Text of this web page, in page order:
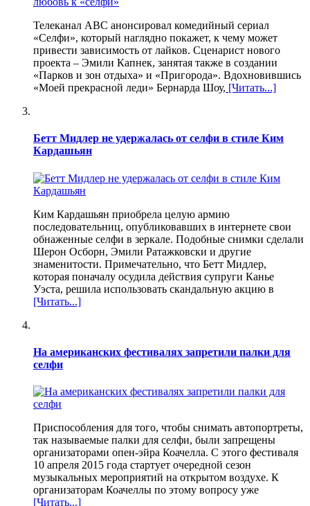
Телеканал ABC анонсировал комедийный сериал
«Селфи», который наглядно покажет, к чему может
привести зависимость от лайков. Сценарист нового
проекта – Эмили Капнек, занятая также в создании
«Парков и зон отдыха» и «Пригорода». Вдохновившись
«Моей прекрасной леди» Бернарда Шоу, [Читать...]
Бетт Мидлер не удержалась от селфи в стиле Ким
Кардашьян
Ким Кардашьян приобрела целую армию
последовательниц, опубликовавших в интернете свои
обнаженные селфи в зеркале. Подобные снимки сделали
Шерон Осборн, Эмили Ратажковски и другие
знаменитости. Примечательно, что Бетт Мидлер,
которая поначалу осудила действия супруги Канье
Уэста, решила использовать скандальную акцию в
[Читать...]
На американских фестивалях запретили палки для
селфи
Приспособления для того, чтобы снимать автопортреты,
так называемые палки для селфи, были запрещены
организаторами опен-эйра Коачелла. С этого фестиваля
10 апреля 2015 года стартует очередной сезон
музыкальных мероприятий на открытом воздухе. К
организаторам Коачеллы по этому вопросу уже
[Читать...]